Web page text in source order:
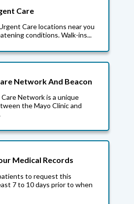
Care
Care locations near you
conditions. Walk-ins...
Network And Beacon
Network is a unique
the Mayo Clinic and
Medical Records
to request this
7 to 10 days prior to when